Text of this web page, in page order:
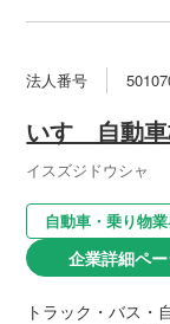
法人番号
いすゞ自動
イスズジドウシャ
自動車・乗り物
企業詳細ペ
トラック・バス・